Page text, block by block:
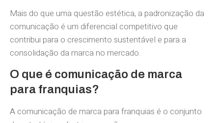
Mais do que uma questão estética, a padronização da
comunicação é um diferencial competitivo que
contribui para o crescimento sustentável e para a
consolidação da marca no mercado.
O que é comunicação de marca
para franquias?
A comunicação de marca para franquias é o conjunto